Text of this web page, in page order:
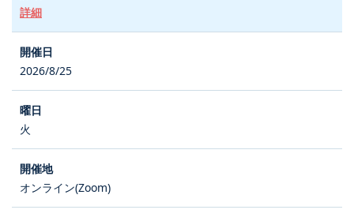
詳細
2026/8/25
火
オンライン(Zoom)